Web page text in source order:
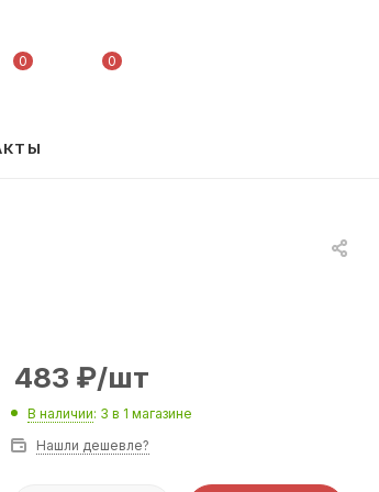
0 0
483 ₽/шт
В наличии: 3 в 1 магазине
Нашли дешевле?